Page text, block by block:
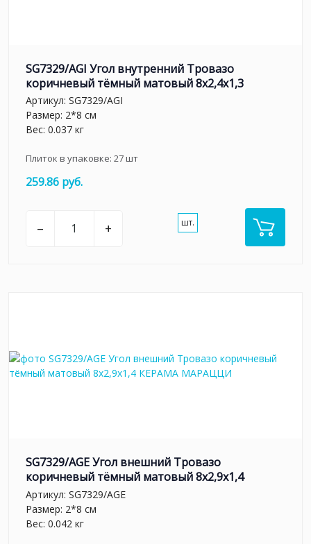
SG7329/AGI Угол внутренний Тровазо
коричневый тёмный матовый 8x2,4x1,3
Артикул: SG7329/AGI
Размер: 2*8 см
Вес: 0.037 кг
Плиток в упаковке: 27шт
259.86 руб.
– + шт.
SG7329/AGE Угол внешний Тровазо
коричневый тёмный матовый 8x2,9x1,4
Артикул: SG7329/AGE
Размер: 2*8 см
Вес: 0.042 кг